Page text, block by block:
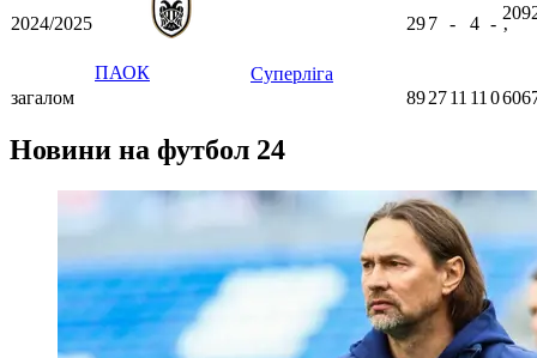
2024/2025
ПАОК Суперліга
297 - 4 -
ʼ
загалом 892711 11 0
Новини на футбол 24